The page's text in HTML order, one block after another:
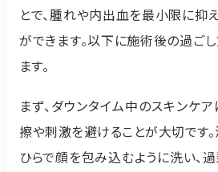
とで、腫れや内出血を最小限に抑
ができます。以下に施術後の過ご
ます。
まず、ダウンタイム中のスキンケ
擦や刺激を避けることが大切です
ひらで顔を包み込むように洗い、